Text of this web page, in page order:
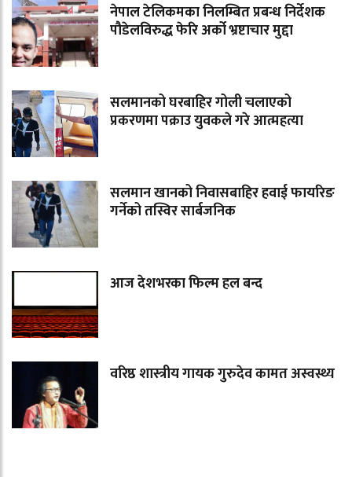
नेपाल टेलिकमका निलम्बित प्रबन्ध निर्देशक
पौडेलविरुद्ध फेरि अर्को भ्रष्टाचार मुद्दा
सलमानको घरबाहिर गोली चलाएको
प्रकरणमा पक्राउ युवकले गरे आत्महत्या
सलमान खानको निवासबाहिर हवाई फायरिङ
गर्नेको तस्विर सार्बजनिक
आज देशभरका फिल्म हल बन्द
वरिष्ठ शास्त्रीय गायक गुरुदेव कामत अस्वस्थ्य